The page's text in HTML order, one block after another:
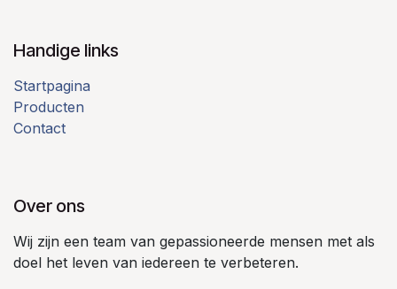
Handige links
Startpagina
Producten
Contact
Over ons
Wij zijn een team van gepassioneerde mensen met als
doel het leven van iedereen te verbeteren.